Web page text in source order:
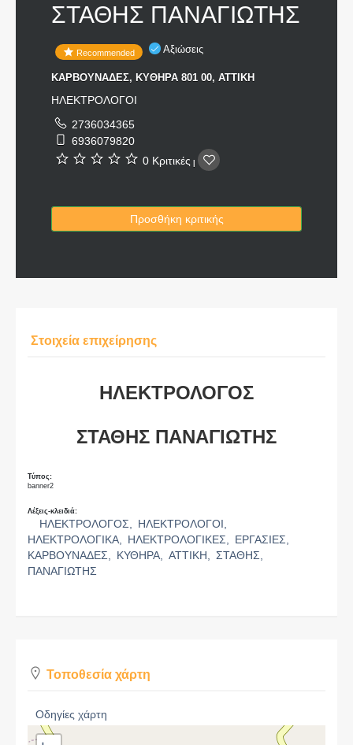
ΣΤΑΘΗΣ ΠΑΝΑΓΙΩΤΗΣ
Recommended Αξιώσεις
ΚΑΡΒΟΥΝΑΔΕΣ, ΚΥΘΗΡΑ 801 00, ΑΤΤΙΚΗ
ΗΛΕΚΤΡΟΛΟΓΟΙ
2736034365
6936079820
0 Κριτικές |
Προσθήκη κριτικής
Στοιχεία επιχείρησης
ΗΛΕΚΤΡΟΛΟΓΟΣ
ΣΤΑΘΗΣ ΠΑΝΑΓΙΩΤΗΣ
Τύπος:
banner2
Λέξεις-κλειδιά:
ΗΛΕΚΤΡΟΛΟΓΟΣ, ΗΛΕΚΤΡΟΛΟΓΟΙ,
ΗΛΕΚΤΡΟΛΟΓΙΚΑ, ΗΛΕΚΤΡΟΛΟΓΙΚΕΣ, ΕΡΓΑΣΙΕΣ,
ΚΑΡΒΟΥΝΑΔΕΣ, ΚΥΘΗΡΑ, ΑΤΤΙΚΗ, ΣΤΑΘΗΣ,
ΠΑΝΑΓΙΩΤΗΣ
Τοποθεσία χάρτη
Οδηγίες χάρτη